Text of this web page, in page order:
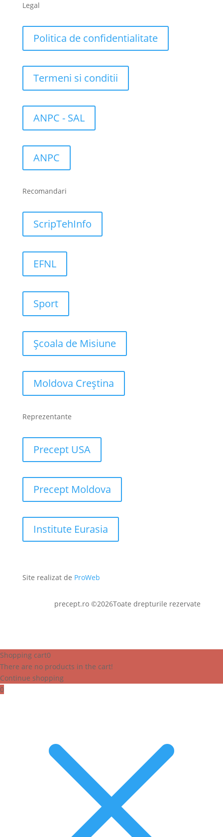
Legal
Politica de confidentialitate
Termeni si conditii
ANPC - SAL
ANPC
Recomandari
ScripTehInfo
EFNL
Sport
Școala de Misiune
Moldova Creștina
Reprezentante
Precept USA
Precept Moldova
Institute Eurasia
Site realizat de ProWeb
precept.ro ©2026Toate drepturile rezervate
Shopping cart0
There are no products in the cart!
Continue shopping
0